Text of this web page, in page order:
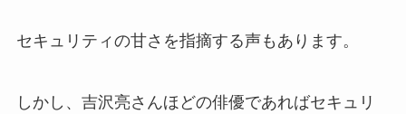
セキュリティの甘さを指摘する声もあります。
しかし、吉沢亮さんほどの俳優であればセキュリ